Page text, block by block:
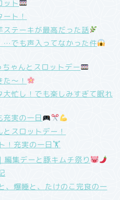
ット
ト！
ステーキが最高だった話
…でも声入ってなかった件
ゃんとスロットデー
〜！
大忙し！でも楽しみすぎて眠れ
実の一日
スロットデー！
！充実の一日🏋️
集デーと豚キムチ祭り
、爆睡と、たけのこ完食の一